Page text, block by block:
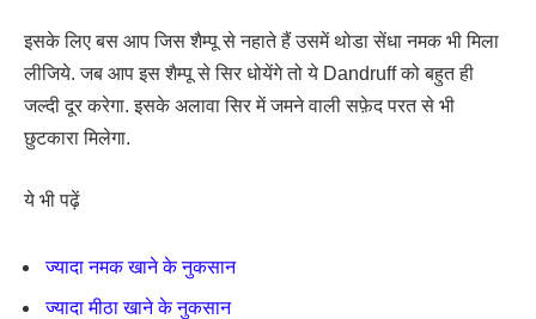
इसके लिए बस आप जिस शैम्पू से नहाते हैं उसमें थोडा सेंधा नमक भी मिला
लीजिये. जब आप इस शैम्पू से सिर धोयेंगे तो ये Dandruff को बहुत ही
जल्दी दूर करेगा. इसके अलावा सिर में जमने वाली सफ़ेद परत से भी
छुटकारा मिलेगा.
ये भी पढ़ें
ज्यादा नमक खाने के नुकसान
ज्यादा मीठा खाने के नुकसान